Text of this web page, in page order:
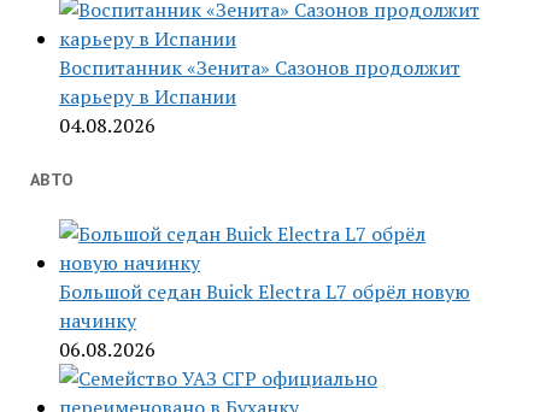
Воспитанник «Зенита» Сазонов продолжит
карьеру в Испании
04.08.2026
АВТО
Большой седан Buick Electra L7 обрёл новую
начинку
06.08.2026